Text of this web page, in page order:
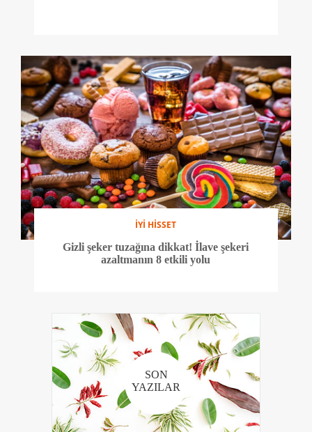
İYİ HİSSET
Gizli şeker tuzağına dikkat! İlave şekeri
azaltmanın 8 etkili yolu
SON
YAZILAR